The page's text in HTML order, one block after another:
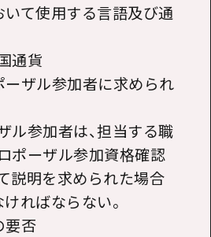
て使用する言語及び通
通貨
ザル参加者に求められ
ル参加者は、担当する職
ポーザル参加資格確認
説明を求められた場合
ればならない。
要否